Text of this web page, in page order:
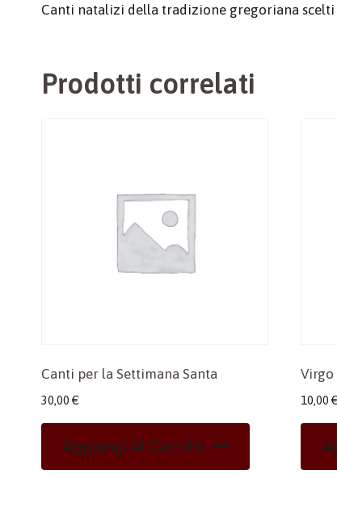
Canti natalizi della tradizione gregoriana
Prodotti correlati
Canti per la Settimana Santa
30,00 €
Aggiungi Al Carrello
Virgo
10,00